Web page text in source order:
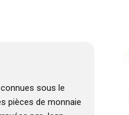
sous le
pièces de monnaie